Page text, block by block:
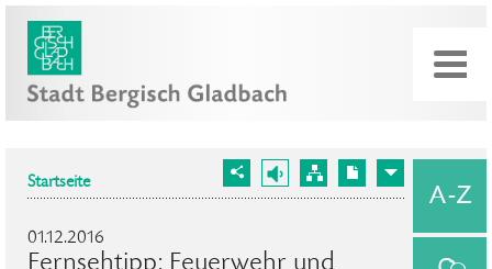
Startseite
01.12.2016